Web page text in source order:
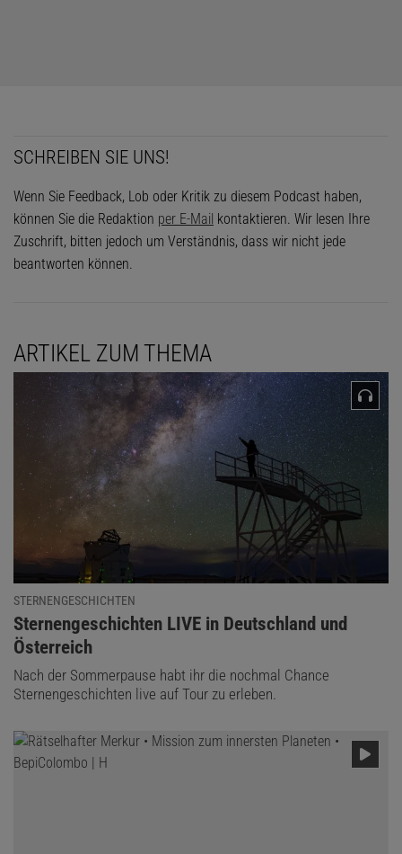
SCHREIBEN SIE UNS!
Wenn Sie Feedback, Lob oder Kritik zu diesem Podcast haben,
können Sie die Redaktion per E-Mail kontaktieren. Wir lesen Ihre
Zuschrift, bitten jedoch um Verständnis, dass wir nicht jede
beantworten können.
ARTIKEL ZUM THEMA
STERNENGESCHICHTEN
:
Sternengeschichten LIVE in Deutschland und
Österreich
Nach der Sommerpause habt ihr die nochmal Chance
Sternengeschichten live auf Tour zu erleben.